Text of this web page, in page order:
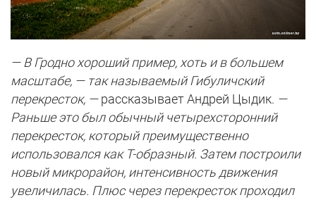
— В Гродно хороший пример, хоть и в большем
масштабе, — так называемый Гибуличский
перекресток, —рассказывает Андрей Цыдик. —
Раньше это был обычный четырехсторонний
перекресток, который преимущественно
использовался как Т-образный. Затем построили
новый микрорайон, интенсивность движения
увеличилась. Плюс через перекресток проходил